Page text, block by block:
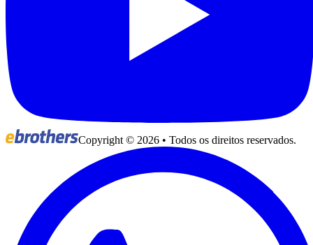
Copyright © 2026 • Todos os direitos reservados.